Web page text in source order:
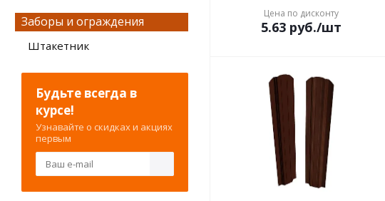
Цена по дисконту
5.63 руб./шт
Заборы и ограждения
Штакетник
Будьте всегда в
курсе!
Узнавайте о скидках и акциях
первым